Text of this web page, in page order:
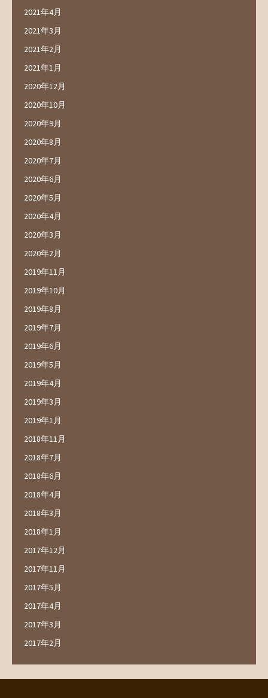
2021年4月
2021年3月
2021年2月
2021年1月
2020年12月
2020年10月
2020年9月
2020年8月
2020年7月
2020年6月
2020年5月
2020年4月
2020年3月
2020年2月
2019年11月
2019年10月
2019年8月
2019年7月
2019年6月
2019年5月
2019年4月
2019年3月
2019年1月
2018年11月
2018年7月
2018年6月
2018年4月
2018年3月
2018年1月
2017年12月
2017年11月
2017年5月
2017年4月
2017年3月
2017年2月